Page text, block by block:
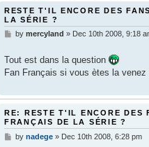
RESTE T'IL ENCORE DES
LA SÉRIE ?
P
t
by mercyland » Dec 10th 2008, 9:18
Tout est dans la question
Fan Français si vous ètes la
RE: RESTE T'IL ENCORE DES
FRANÇAIS DE LA SÉRIE ?
Pby nadege» Dec 10th 2008, 6:28 pm